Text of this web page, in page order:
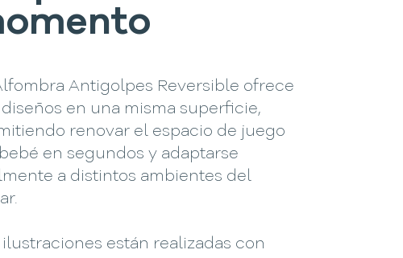
Antigolpes Reversible ofrece
en una misma superficie,
renovar el espacio de juego
en segundos y adaptarse
a distintos ambientes del
ilustraciones están realizadas con